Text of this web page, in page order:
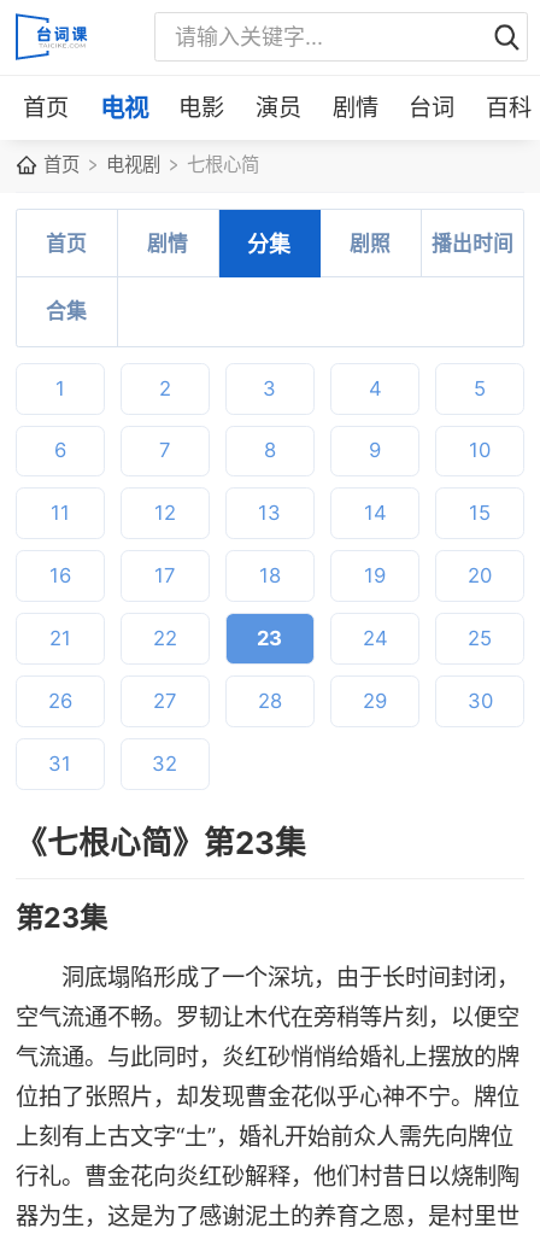
首页 电视 电影 演员 剧情 台词 百科
首页 电视剧 七根心简
首页 剧情 分集 剧照 播出时间
合集
1 2 3 4 5
6 7 8 9 10
11 12 13 14 15
16 17 18 19 20
21 22 23 24 25
26 27 28 29 30
31 32
《七根心简》第23集
第23集
洞底塌陷形成了一个深坑，由于长时间封闭，
空气流通不畅。罗韧让木代在旁稍等片刻，以便空
气流通。与此同时，炎红砂悄悄给婚礼上摆放的牌
位拍了张照片，却发现曹金花似乎心神不宁。牌位
上刻有上古文字“土”，婚礼开始前众人需先向牌位
行礼。曹金花向炎红砂解释，他们村昔日以烧制陶
器为生，这是为了感谢泥土的养育之恩，是村里世